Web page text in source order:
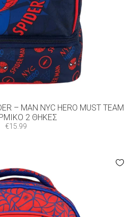
– MAN NYC HERO MUST TEAM
2 ΘΉΚΕΣ
€15.99